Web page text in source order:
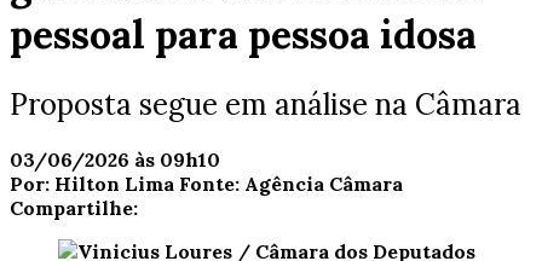
pessoal para pessoa idosa
Proposta segue em análise na Câmara
03/06/2026 às 09h10
Por: Hilton Lima Fonte: Agência Câmara
Compartilhe: